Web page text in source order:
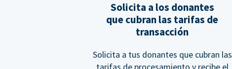
Solicita a los donantes
que cubran las tarifas de
transacción
Solicita a tus donantes que cubran las